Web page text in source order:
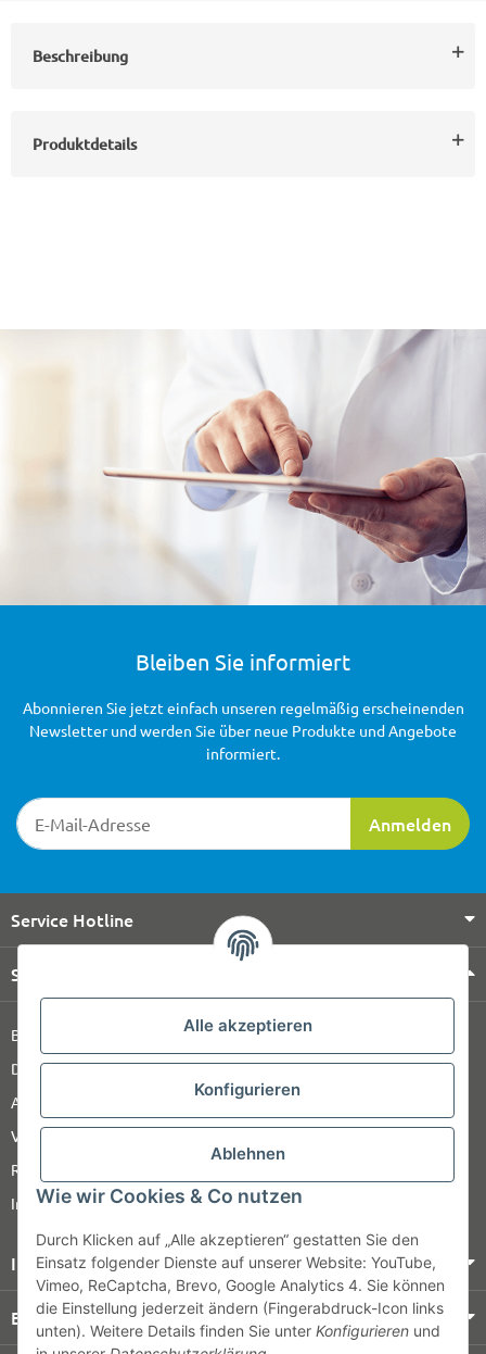
Alle akzeptieren
Konfigurieren
Ablehnen
Wie wir Cookies & Co nutzen
Durch Klicken auf „Alle akzeptieren“ gestatten Sie den
Einsatz folgender Dienste auf unserer Website: YouTube,
Vimeo, ReCaptcha, Brevo, Google Analytics 4. Sie können
die Einstellung jederzeit ändern (Fingerabdruck-Icon links
unten). Weitere Details finden Sie unter Konfigurieren und
Beschreibung
Produktdetails
Bleiben Sie informiert
Newsletter-Registrierung
Anmelden
Abonnieren Sie jetzt einfach unseren regelmäßig erscheinenden
Newsletter und werden Sie über neue Produkte und Angebote
informiert.
Service Hotline
Shop Service
Barrierefreiheitserklärung
Datenschutz
AGB
Versandinformationen
Retour
Impressum
Informationen
Bezahlung & Versand